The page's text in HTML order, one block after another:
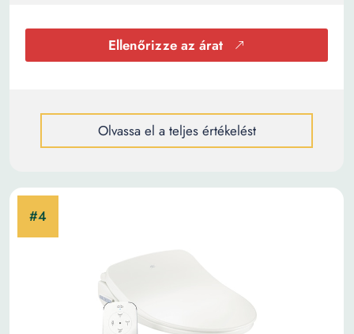
Ellenőrizze az árat
Olvassa el a teljes értékelést